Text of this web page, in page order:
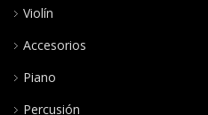
Violín
Accesorios
Piano
Percusión